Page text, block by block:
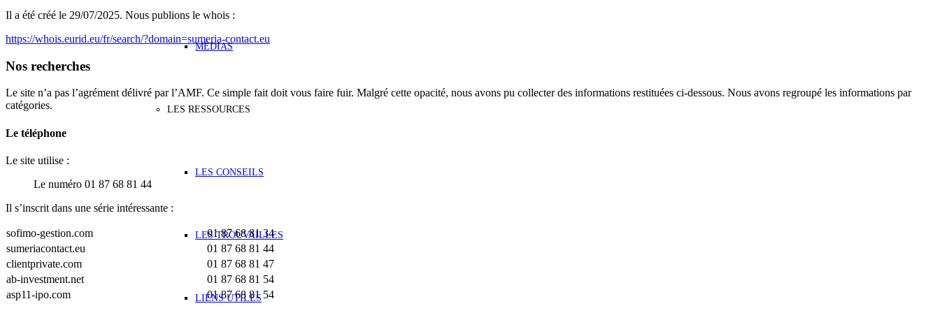
MÉDIAS
LES RESSOURCES
LES CONSEILS
LES TROUVAILLES
LIENS UTILES
Il a été créé le 29/07/2025. Nous publions le whois :
https://whois.eurid.eu/fr/search/?domain=sumeria-contact.eu
Nos recherches
Le site n’a pas l’agrément délivré par l’AMF. Ce simple fait doit vous faire fuir. Malgré cette opacité, nous avons pu collecter des informations restituées ci-dessous. Nous avons regroupé les informations par
catégories.
Le téléphone
Le site utilise :
Le numéro 01 87 68 81 44
Il s’inscrit dans une série intéressante :
sofimo-gestion.com
01 87 68 81 34
sumeriacontact.eu
01 87 68 81 44
clientprivate.com
01 87 68 81 47
ab-investment.net
01 87 68 81 54
asp11-ipo.com
01 87 68 81 54